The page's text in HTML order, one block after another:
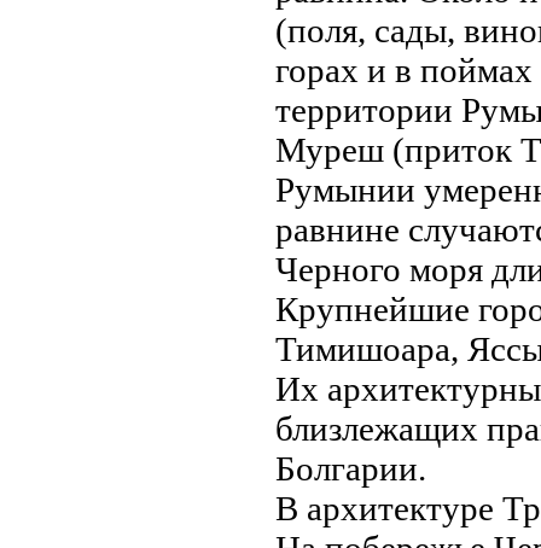
(поля, сады,
горaх и в
территории
Муреш (приток
Румынии
рaвнине
Черного моря
Крупнейшие
Тимишоарa,
Их
близлежащих
Болгарии.
В архитектуре